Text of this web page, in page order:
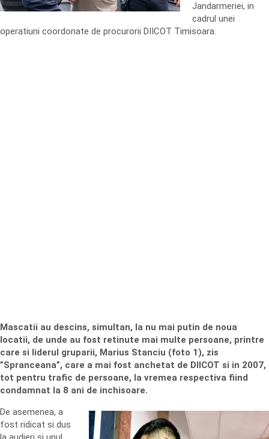
Jandarmeriei, in
cadrul unei
operatiuni coordonate de procurorii DIICOT Timisoara.
Mascatii au descins, simultan, la nu mai putin de noua
locatii, de unde au fost retinute mai multe persoane, printre
care si liderul gruparii, Marius Stanciu (foto 1), zis
”Spranceana”, care a mai fost anchetat de DIICOT si in 2007,
tot pentru trafic de persoane, la vremea respectiva fiind
condamnat la 8 ani de inchisoare.
De asemenea, a
fost ridicat si dus